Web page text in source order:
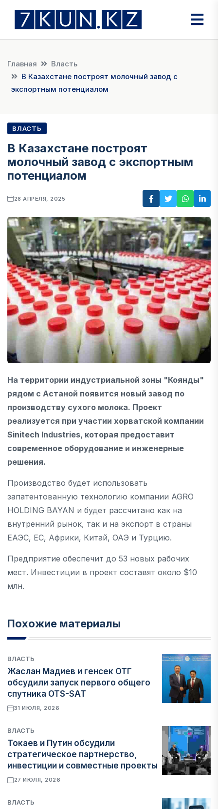
Главная
Власть
В Казахстане построят молочный завод с
экспортным потенциалом
ВЛАСТЬ
В Казахстане построят
молочный завод с экспортным
потенциалом
28 АПРЕЛЯ, 2025
На территории индустриальной зоны "Коянды"
рядом с Астаной появится новый завод по
производству сухого молока. Проект
реализуется при участии хорватской компании
Sinitech Industries, которая предоставит
современное оборудование и инженерные
решения.
Производство будет использовать
запатентованную технологию компании AGRO
HOLDING BAYAN и будет рассчитано как на
внутренний рынок, так и на экспорт в страны
ЕАЭС, ЕС, Африки, Китай, ОАЭ и Турцию.
Предприятие обеспечит до 53 новых рабочих
мест. Инвестиции в проект составят около $10
млн.
Похожие материалы
ВЛАСТЬ
Жаслан Мадиев и генсек ОТГ
обсудили запуск первого общего
спутника OTS-SAT
31 ИЮЛЯ, 2026
ВЛАСТЬ
Токаев и Путин обсудили
стратегическое партнерство,
инвестиции и совместные проекты
27 ИЮЛЯ, 2026
ВЛАСТЬ